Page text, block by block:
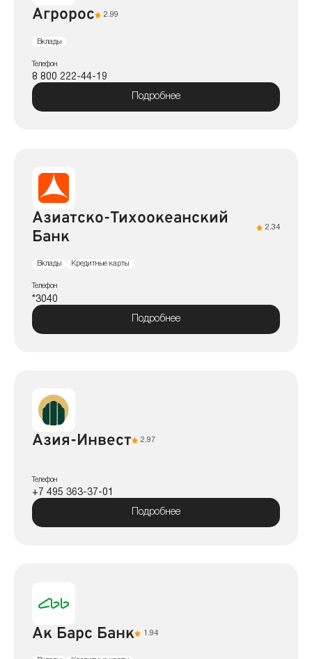
Агророс 2.99
Вклады
Телефон
8 800 222-44-19
Подробнее
Азиатско-Тихоокеанский
Банк
2.34
Вклады Кредитные карты
Телефон
*3040
Подробнее
Азия-Инвест 2.97
Телефон
+7 495 363-37-01
Подробнее
Ак Барс Банк 1.94